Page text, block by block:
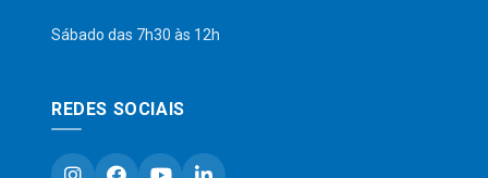
Sábado das 7h30 às 12h
REDES SOCIAIS